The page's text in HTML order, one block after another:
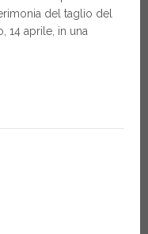
del taglio del
14 aprile, in una